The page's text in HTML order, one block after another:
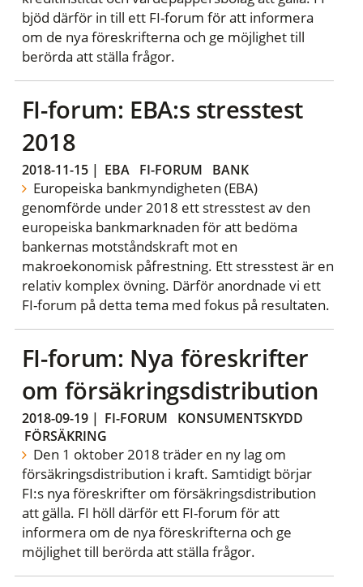
bjöd därför in till ett FI-forum för att informera
om de nya föreskrifterna och ge möjlighet till
berörda att ställa frågor.
FI-forum: EBA:s stresstest
2018
2018-11-15| EBA FI-FORUM BANK
Europeiska bankmyndigheten (EBA)
genomförde under 2018 ett stresstest av den
europeiska bankmarknaden för att bedöma
bankernas motståndskraft mot en
makroekonomisk påfrestning. Ett stresstest är en
relativ komplex övning. Därför anordnade vi ett
FI-forum på detta tema med fokus på resultaten.
FI-forum: Nya föreskrifter
om försäkringsdistribution
2018-09-19| FI-FORUM
KONSUMENTSKYDD
FÖRSÄKRING
Den 1 oktober 2018 träder en ny lag om
försäkringsdistribution i kraft. Samtidigt börjar
FI:s nya föreskrifter om försäkringsdistribution
att gälla. FI höll därför ett FI-forum för att
informera om de nya föreskrifterna och ge
möjlighet till berörda att ställa frågor.